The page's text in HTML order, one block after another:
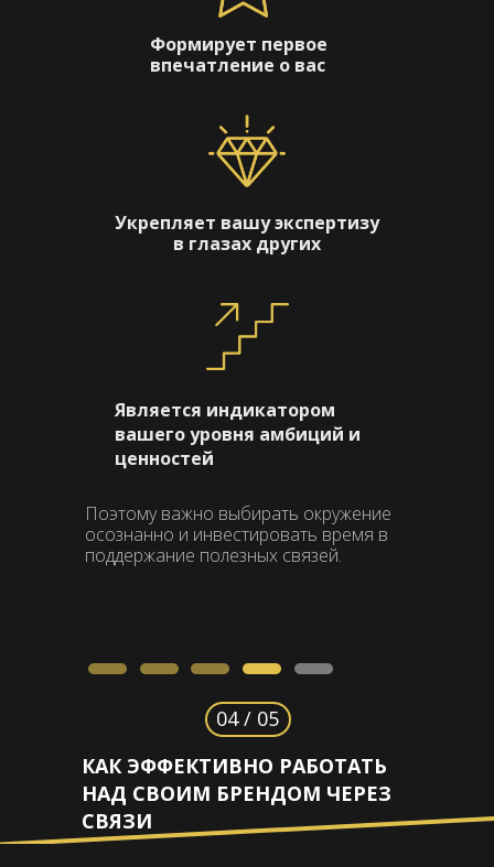
Поэтому важно выбирать окружение
осознанно и инвестировать время в
поддержание полезных связей.
Является индикатором
вашего уровня амбиций и
ценностей
Укрепляет вашу экспертизу
в глазах других
Формирует первое
впечатление о вас
04 / 05
КАК ЭФФЕКТИВНО РАБОТАТЬ
НАД СВОИМ БРЕНДОМ ЧЕРЕЗ
СВЯЗИ